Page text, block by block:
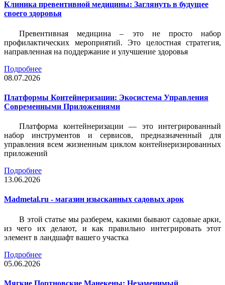
Клиника превентивной медицины: Заглянуть в будущее
своего здоровья
Превентивная медицина – это не просто набор
профилактических мероприятий. Это целостная стратегия,
направленная на поддержание и улучшение здоровья
Подробнее
08.07.2026
Платформы Контейнеризации: Экосистема Управления
Современными Приложениями
Платформа контейнеризации — это интегрированный
набор инструментов и сервисов, предназначенный для
управления всем жизненным циклом контейнеризированных
приложений
Подробнее
13.06.2026
Madmetal.ru - магазин изысканных садовых арок
В этой статье мы разберем, какими бывают садовые арки,
из чего их делают, и как правильно интегрировать этот
элемент в ландшафт вашего участка
Подробнее
05.06.2026
Мягкие Портновские Манекены: Незаменимый